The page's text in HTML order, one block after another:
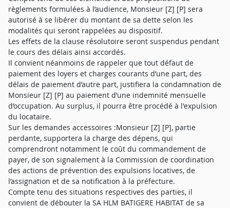
règlements formulées à l’audience, Monsieur [Z] [P] sera
autorisé à se libérer du montant de sa dette selon les
modalités qui seront rappelées au dispositif.
Les effets de la clause résolutoire seront suspendus pendant
le cours des délais ainsi accordés.
Il convient néanmoins de rappeler que tout défaut de
paiement des loyers et charges courants d’une part, des
délais de paiement d’autre part, justifiera la condamnation de
Monsieur [Z] [P] au paiement d’une indemnité mensuelle
d’occupation. Au surplus, il pourra être procédé à l'expulsion
du locataire.
Sur les demandes accessoires :Monsieur [Z] [P], partie
perdante, supportera la charge des dépens, qui
comprendront notamment le coût du commandement de
payer, de son signalement à la Commission de coordination
des actions de prévention des expulsions locatives, de
l’assignation et de sa notification à la préfecture.
Compte tenu des situations respectives des parties, il
convient de débouter la SA HLM BATIGERE HABITAT de sa